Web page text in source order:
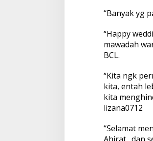
“Banyak yg
“Happy
mawadah
BCL.
“Kita ngk
kita, entah
kita
lizana0712
“Selamat